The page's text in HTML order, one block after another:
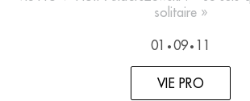
solitaire »
01 • 09 • 11
VIE PRO